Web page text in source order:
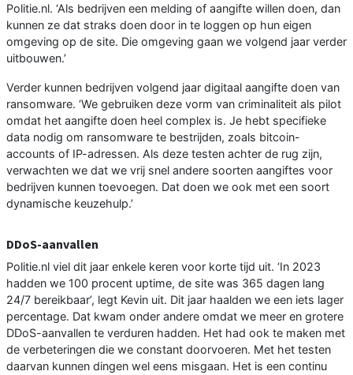
Politie.nl. ‘Als bedrijven een melding of aangifte willen doen, dan
kunnen ze dat straks doen door in te loggen op hun eigen
omgeving op de site. Die omgeving gaan we volgend jaar verder
uitbouwen.’
Verder kunnen bedrijven volgend jaar digitaal aangifte doen van
ransomware. ‘We gebruiken deze vorm van criminaliteit als pilot
omdat het aangifte doen heel complex is. Je hebt specifieke
data nodig om ransomware te bestrijden, zoals bitcoin-
accounts of IP-adressen. Als deze testen achter de rug zijn,
verwachten we dat we vrij snel andere soorten aangiftes voor
bedrijven kunnen toevoegen. Dat doen we ook met een soort
dynamische keuzehulp.’
DDoS-aanvallen
Politie.nl viel dit jaar enkele keren voor korte tijd uit. ‘In 2023
hadden we 100 procent uptime, de site was 365 dagen lang
24/7 bereikbaar’, legt Kevin uit. Dit jaar haalden we een iets lager
percentage. Dat kwam onder andere omdat we meer en grotere
DDoS-aanvallen te verduren hadden. Het had ook te maken met
de verbeteringen die we constant doorvoeren. Met het testen
daarvan kunnen dingen wel eens misgaan. Het is een continu